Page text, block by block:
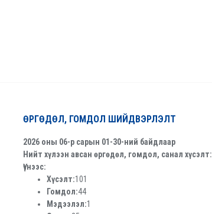
ӨРГӨДӨЛ, ГОМДОЛ ШИЙДВЭРЛЭЛТ
2026 оны 06-р сарын 01-30-ний байдлаар
Нийт хүлээн авсан өргөдөл, гомдол, санал хүсэлт:
Үүнээс:
Хүсэлт:101
Гомдол:44
Мэдээлэл:1